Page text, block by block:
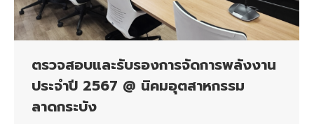
ตรวจสอบและรับรองการจัดการพลังงาน
ประจำปี 2567 @ นิคมอุตสาหกรรม
ลาดกระบัง